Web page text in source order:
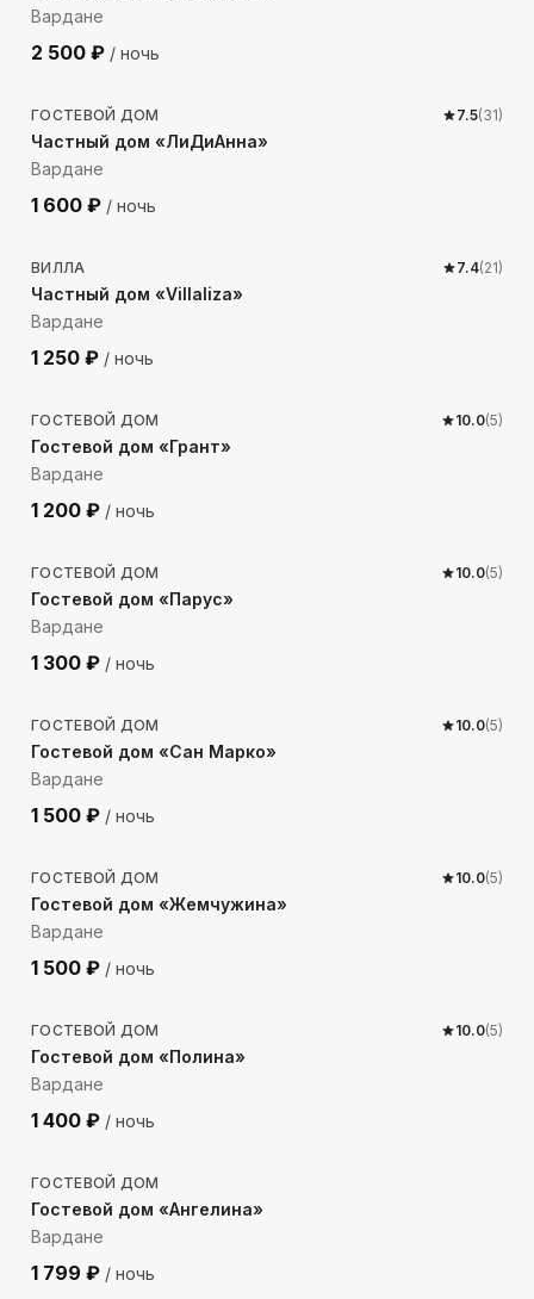
Вардане
2 500 ₽ / ночь
227м до моря
ГОСТЕВОЙ ДОМ 7.5(31)
Частный дом «ЛиДиАнна»
Вардане
1 600 ₽ / ночь
815м до моря
ВИЛЛА 7.4(21)
Частный дом «Villaliza»
Вардане
1 250 ₽ / ночь
717м до моря
ГОСТЕВОЙ ДОМ 10.0(5)
Гостевой дом «Грант»
Вардане
1 200 ₽ / ночь
381м до моря
ГОСТЕВОЙ ДОМ 10.0(5)
Гостевой дом «Парус»
Вардане
1 300 ₽ / ночь
235м до моря
ГОСТЕВОЙ ДОМ 10.0(5)
Гостевой дом «Сан Марко»
Вардане
1 500 ₽ / ночь
370 м до моря
ГОСТЕВОЙ ДОМ 10.0(5)
Гостевой дом «Жемчужина»
Вардане
1 500 ₽ / ночь
383м до моря
ГОСТЕВОЙ ДОМ 10.0(5)
Гостевой дом «Полина»
Вардане
1 400 ₽ / ночь
453 м до моря
ГОСТЕВОЙ ДОМ
Гостевой дом «Ангелина»
Вардане
1 799 ₽ / ночь
989 м до моря